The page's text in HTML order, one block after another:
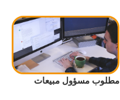
مطلوب مسؤول مبيعات